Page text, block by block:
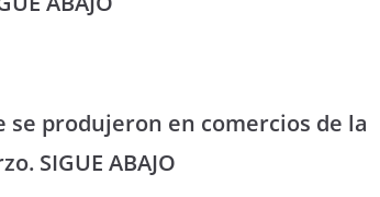
produjeron en comercios de la
SIGUE ABAJO